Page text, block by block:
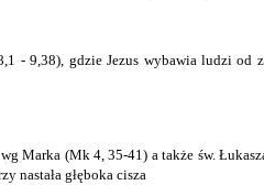
- 9,38), gdzie Jezus wybawia ludzi
Marka (Mk 4, 35-41) a także św.
nastała głęboka cisza